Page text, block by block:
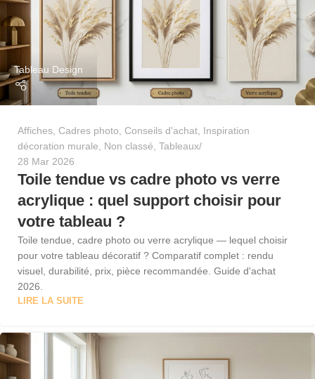
Tableau Design
Affiches Cadres photo Conseils d'achat Inspiration
décoration murale
Non classé Tableaux
28 Mar 2026
Toile tendue vs cadre photo vs verre
acrylique : quel support choisir pour
votre tableau ?
Toile tendue, cadre photo ou verre acrylique — lequel choisir
pour votre tableau décoratif ? Comparatif complet : rendu
visuel, durabilité, prix, pièce recommandée. Guide d'achat
2026.
LIRE LA SUITE